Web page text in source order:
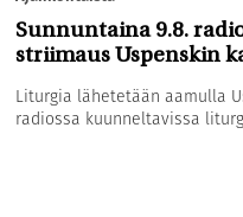
Sunnuntaina 9.8.
striimaus Uspenskin
Liturgia lähetetään aamulla
radiossa kuunneltavissa